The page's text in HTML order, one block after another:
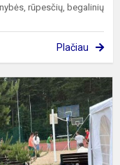
rūpesčių, begalinių
Plačiau